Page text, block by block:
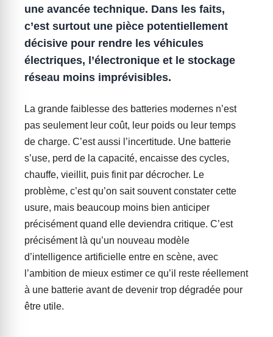
une avancée technique. Dans les faits,
c’est surtout une pièce potentiellement
décisive pour rendre les véhicules
électriques, l’électronique et le stockage
réseau moins imprévisibles.
La grande faiblesse des batteries modernes n’est
pas seulement leur coût, leur poids ou leur temps
de charge. C’est aussi l’incertitude. Une batterie
s’use, perd de la capacité, encaisse des cycles,
chauffe, vieillit, puis finit par décrocher. Le
problème, c’est qu’on sait souvent constater cette
usure, mais beaucoup moins bien anticiper
précisément quand elle deviendra critique. C’est
précisément là qu’un nouveau modèle
d’intelligence artificielle entre en scène, avec
l’ambition de mieux estimer ce qu’il reste réellement
à une batterie avant de devenir trop dégradée pour
être utile.